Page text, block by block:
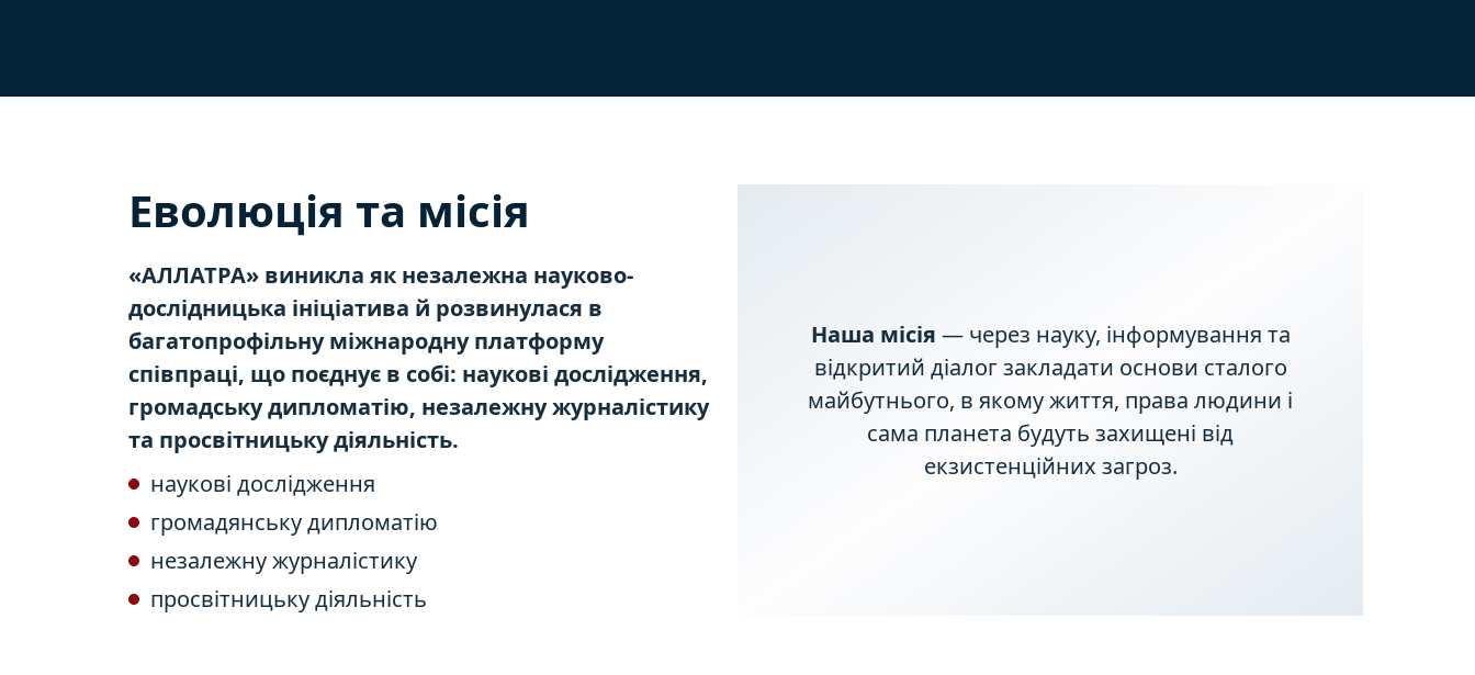
Еволюція та місія
«АЛЛАТРА» виникла як незалежна науково-
дослідницька ініціатива й розвинулася в
багатопрофільну міжнародну платформу
співпраці, що поєднує в собі: наукові дослідження,
громадську дипломатію, незалежну журналістику
та просвітницьку діяльність.
наукові дослідження
громадянську дипломатію
незалежну журналістику
просвітницьку діяльність
Наша місія — через науку, інформування та
відкритий діалог закладати основи сталого
майбутнього, в якому життя, права людини і
сама планета будуть захищені від
екзистенційних загроз.